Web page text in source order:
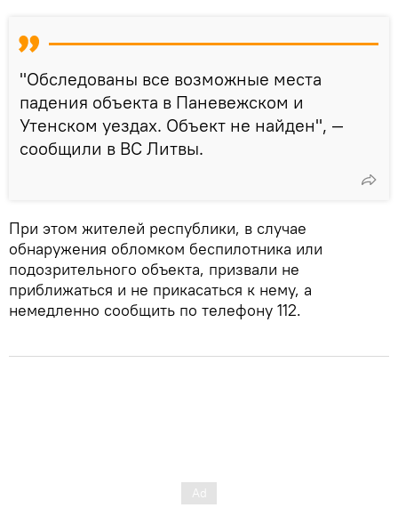
"Обследованы все возможные места
падения объекта в Паневежском и
Утенском уездах. Объект не найден", —
сообщили в ВС Литвы.
При этом жителей республики, в случае
обнаружения обломком беспилотника или
подозрительного объекта, призвали не
приближаться и не прикасаться к нему, а
немедленно сообщить по телефону 112.